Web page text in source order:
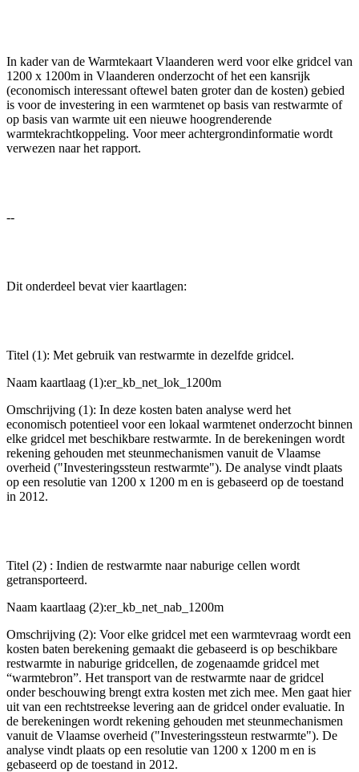
In kader van de Warmtekaart Vlaanderen werd voor elke gridcel van
1200 x 1200m in Vlaanderen onderzocht of het een kansrijk
(economisch interessant oftewel baten groter dan de kosten) gebied
is voor de investering in een warmtenet op basis van restwarmte of
op basis van warmte uit een nieuwe hoogrenderende
warmtekrachtkoppeling. Voor meer achtergrondinformatie wordt
verwezen naar het rapport.
--
Dit onderdeel bevat vier kaartlagen:
Titel (1): Met gebruik van restwarmte in dezelfde gridcel.
Naam kaartlaag (1):er_kb_net_lok_1200m
Omschrijving (1): In deze kosten baten analyse werd het
economisch potentieel voor een lokaal warmtenet onderzocht binnen
elke gridcel met beschikbare restwarmte. In de berekeningen wordt
rekening gehouden met steunmechanismen vanuit de Vlaamse
overheid ("Investeringssteun restwarmte"). De analyse vindt plaats
op een resolutie van 1200 x 1200 m en is gebaseerd op de toestand
in 2012.
Titel (2) : Indien de restwarmte naar naburige cellen wordt
getransporteerd.
Naam kaartlaag (2):er_kb_net_nab_1200m
Omschrijving (2): Voor elke gridcel met een warmtevraag wordt een
kosten baten berekening gemaakt die gebaseerd is op beschikbare
restwarmte in naburige gridcellen, de zogenaamde gridcel met
“warmtebron”. Het transport van de restwarmte naar de gridcel
onder beschouwing brengt extra kosten met zich mee. Men gaat hier
uit van een rechtstreekse levering aan de gridcel onder evaluatie. In
de berekeningen wordt rekening gehouden met steunmechanismen
vanuit de Vlaamse overheid ("Investeringssteun restwarmte"). De
analyse vindt plaats op een resolutie van 1200 x 1200 m en is
gebaseerd op de toestand in 2012.